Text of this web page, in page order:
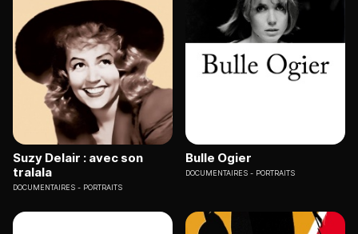
Suzy Delair : avec son
tralala
DOCUMENTAIRES PORTRAITS
Bulle Ogier
DOCUMENTAIRES PORTRAITS